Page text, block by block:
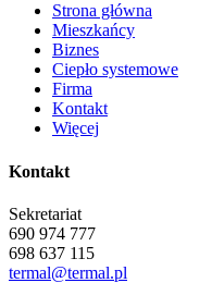
Strona główna
Mieszkańcy
Biznes
Ciepło systemowe
Firma
Kontakt
Więcej
Kontakt
Sekretariat
690 974 777
698 637 115
termal@termal.pl